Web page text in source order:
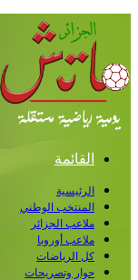
القائمة
الرئيسية
المنتخب الوطني
ملاعب الجزائر
ملاعب أوروبا
كل الرياضات
حوار وتصريحات